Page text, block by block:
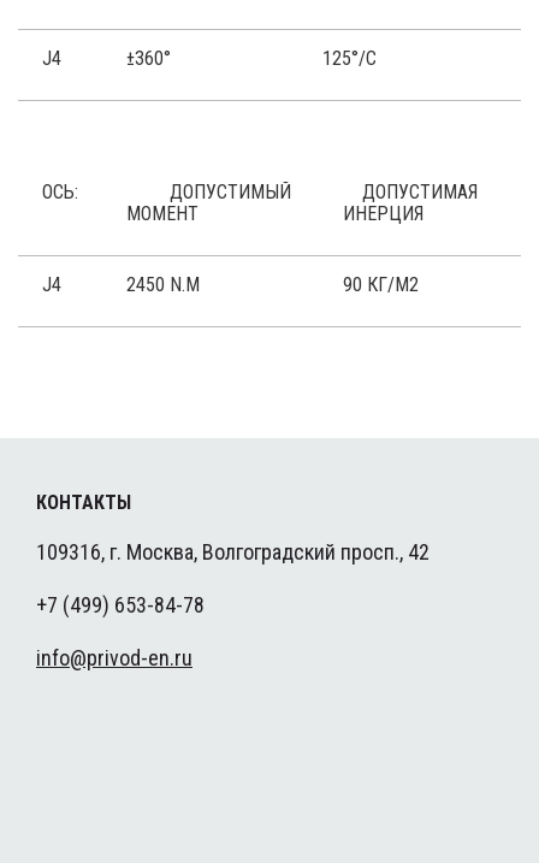
J4 ±360° 125°/С
ОСЬ:
ДОПУСТИМЫЙ
МОМЕНТ
ДОПУСТИМАЯ
ИНЕРЦИЯ
J4 2450 N.M 90 КГ/М2
КОНТАКТЫ
109316, г. Москва, Волгоградский просп., 42
+7 (499) 653-84-78
info@privod-en.ru